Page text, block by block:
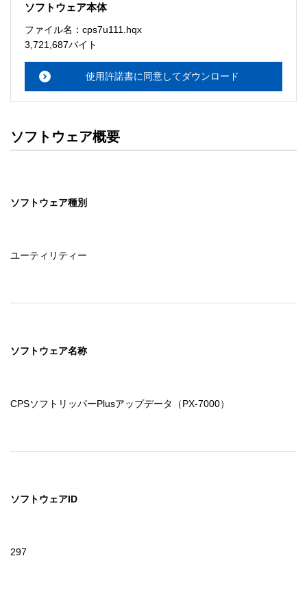
ソフトウェアのサポート
・本サーバでは、ユーザーサポートは行いません。搭載ソ
メーションセンターまでお願い
ルをお読み下さい。
ソフトウェアの保証範囲
・ソフトウェアのダウンロード・導入はお客様の責任にお
セイコーエプソン株式会社に帰属します。
ソフトウェア本体
ファイル名：cps7u111.hqx
3,721,687バイト
使用許諾書に同意してダウンロード
ソフトウェア概要
ソフトウェア種別
ユーティリティー
ソフトウェア名称
CPSソフトリッパーPlusアップデータ（PX-7000）
ソフトウェアID
297